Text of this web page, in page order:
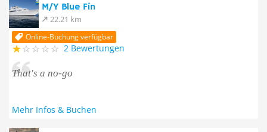
M/Y Blue Fin
22.21 km
Online-Buchung verfügbar
2 Bewertungen
That's a no-go
Mehr Infos & Buchen